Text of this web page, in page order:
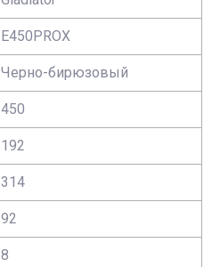
E450PROX
Черно-бирюзовый
450
192
314
92
8